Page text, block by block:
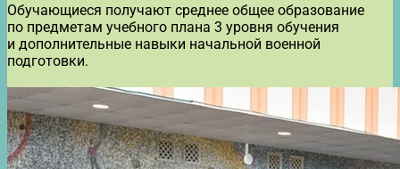
Обучающиеся получают среднее общее образование
по предметам учебного плана 3 уровня обучения
и дополнительные навыки начальной военной
подготовки.